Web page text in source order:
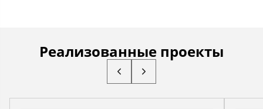
Реализованные проекты